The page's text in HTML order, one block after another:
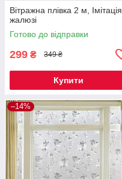
Вітражна плівка 2 м, Імітація
жалюзі
Готово до відправки
299 ₴ 349 ₴
Купити
–14%